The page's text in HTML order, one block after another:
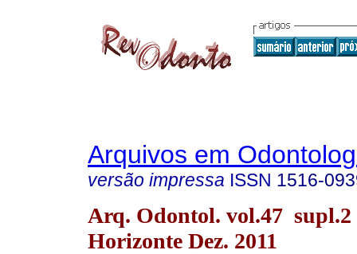
Arquivos em
versão impressa ISSN 1516-
Arq. Odontol. vol.47 supl.2
Horizonte Dez. 2011